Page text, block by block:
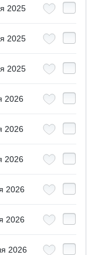
2025
2025
2025
2026
2026
2026
2026
2026
2026